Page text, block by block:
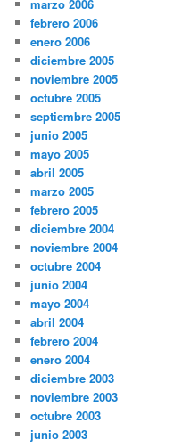
marzo 2006
febrero 2006
enero 2006
diciembre 2005
noviembre 2005
octubre 2005
septiembre 2005
junio 2005
mayo 2005
abril 2005
marzo 2005
febrero 2005
diciembre 2004
noviembre 2004
octubre 2004
junio 2004
mayo 2004
abril 2004
febrero 2004
enero 2004
diciembre 2003
noviembre 2003
octubre 2003
junio 2003